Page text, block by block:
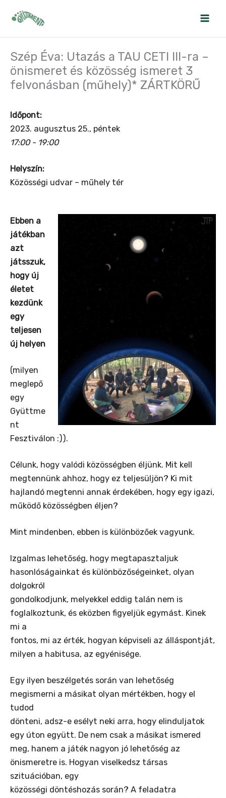
Szép Éva: Utazás a TAU CETI III-ra –
önismeret és közösség ismeret 3
felvonásban (műhely)* ZÁRTKÖRŰ
Időpont:
2023. augusztus 25., péntek
17:00 - 19:00
Helyszín:
Közösségi udvar – műhely tér
Ebben a
játékban
azt
játsszuk,
hogy új
életet
kezdünk
egy
teljesen
új helyen
(milyen
meglepő
egy
Gyüttme
nt
Fesztiválon :)).
Célunk, hogy valódi közösségben éljünk. Mit kell
megtennünk ahhoz, hogy ez teljesüljön? Ki mit
hajlandó megtenni annak érdekében, hogy egy igazi,
működő közösségben éljen?
Mint mindenben, ebben is különbözőek vagyunk.
Izgalmas lehetőség, hogy megtapasztaljuk
hasonlóságainkat és különbözőségeinket, olyan
dolgokról
gondolkodjunk, melyekkel eddig talán nem is
foglalkoztunk, és eközben figyeljük egymást. Kinek
mi a
fontos, mi az érték, hogyan képviseli az álláspontját,
milyen a habitusa, az egyénisége.
Egy ilyen beszélgetés során van lehetőség
megismerni a másikat olyan mértékben, hogy el
tudod
dönteni, adsz-e esélyt neki arra, hogy elinduljatok
egy úton együtt. De nem csak a másikat ismered
meg, hanem a játék nagyon jó lehetőség az
önismeretre is. Hogyan viselkedsz társas
szituációban, egy
közösségi döntéshozás során? A feladatra